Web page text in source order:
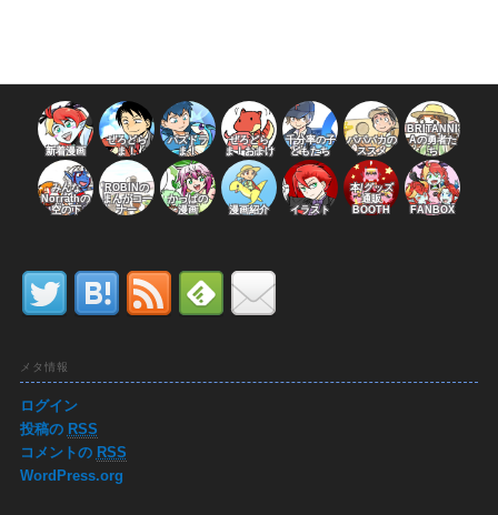
新着漫画
ぜろどら
ま！
パズドラ
ま！
ぜろどら
ま！おまけ
千分率の子
どもたち
パパバカの
ススメ
BRITANNI
Aの勇者た
ち
みんな
Norrathの
空の下
ROBINの
まんがコー
ナー
かっぱの
漫画
漫画紹介 イラスト
本/グッズ
通販
BOOTH
FANBOX
メタ情報
ログイン
投稿の RSS
コメントの RSS
WordPress.org